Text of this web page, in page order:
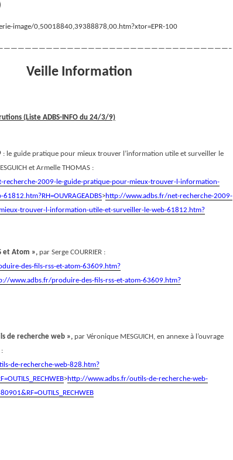
image/0,50018840,39388878,00.htm?xtor=EPR-100
Veille Information
(Liste ADBS-INFO du 24/3/9)
: le guide pratique pour mieux trouver l’information utile et surveiller le
et Armelle THOMAS :
recherche-2009-le-guide-pratique-pour-mieux-trouver-l-information-
>http://www.adbs.fr/net-recherche-2009-
trouver-l-information-utile-et-surveiller-le-web-61812.htm?
et Atom », par Serge COURRIER :
des-fils-rss-et-atom-63609.htm?
www.adbs.fr/produire-des-fils-rss-et-atom-63609.htm?
de recherche web », par Véronique MESGUICH, en annexe à l’ouvrage
:
de-recherche-web-828.htm?
>http://www.adbs.fr/outils-de-recherche-web-